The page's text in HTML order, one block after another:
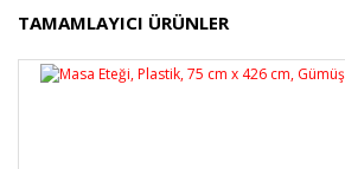
Bu ürünün fiyat bilgisi, resim, ürün
diğer konularda yetersiz gördüğünüz
formunu kullanarak tarafımıza
Görüş ve önerileriniz için teşekkür ederiz.
TAMAMLAYICI ÜRÜNLER